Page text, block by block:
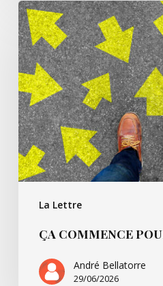
La Lettre
Ça
commence
pour…
André
B.
ÇA COMMENCE
André Bellatorre
29/06/2026